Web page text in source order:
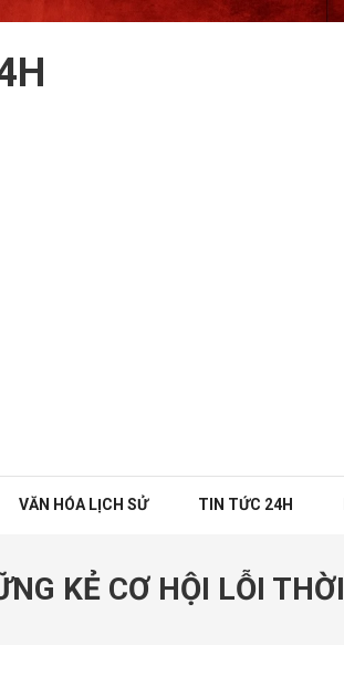
VĂN HÓA LỊCH SỬ TIN TỨC 24H
KẺ CƠ HỘI LỖI THỜI